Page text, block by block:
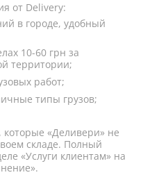
от Delivery:
в городе, удобный
10-60 грн за
территории;
работ;
типы грузов;
«Деливери» не
складе. Полный
«Услуги клиентам» на